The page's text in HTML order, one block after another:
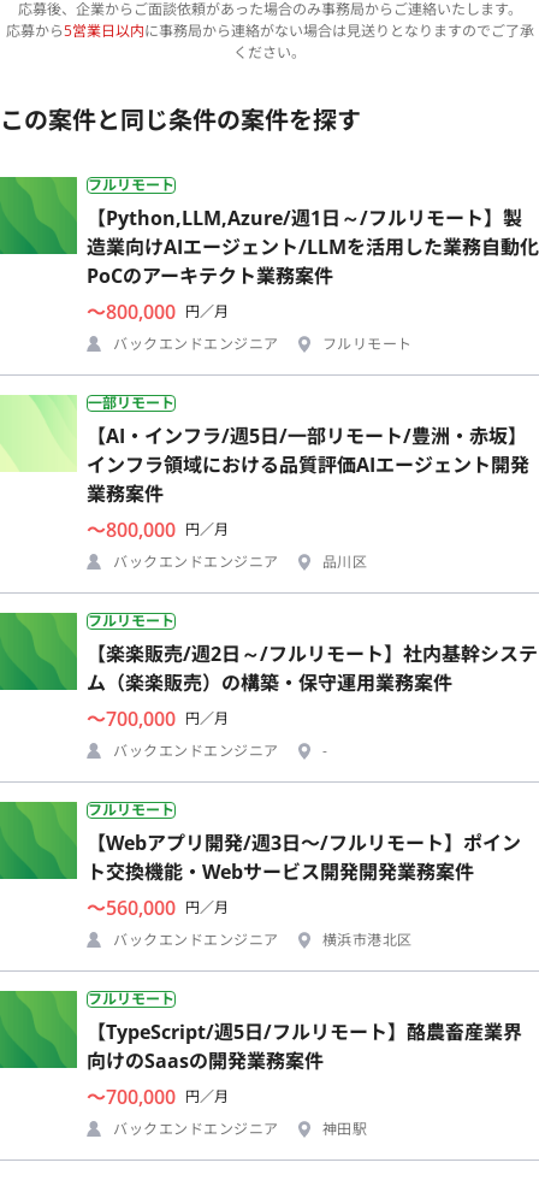
応募後、企業からご面談依頼があった場合のみ事務局からご連絡いたします。
応募から5営業日以内に事務局から連絡がない場合は見送りとなりますのでご了承
ください。
この案件と同じ条件の案件を探す
フルリモート
【Python,LLM,Azure/週1日～/フルリモート】製
造業向けAIエージェント/LLMを活用した業務自動化
PoCのアーキテクト業務案件
〜800,000 円／月
バックエンドエンジニア
フルリモート
一部リモート
【AI・インフラ/週5日/一部リモート/豊洲・赤坂】
インフラ領域における品質評価AIエージェント開発
業務案件
〜800,000 円／月
バックエンドエンジニア
品川区
フルリモート
【楽楽販売/週2日～/フルリモート】社内基幹システ
ム（楽楽販売）の構築・保守運用業務案件
〜700,000 円／月
バックエンドエンジニア
-
フルリモート
【Webアプリ開発/週3日〜/フルリモート】ポイン
ト交換機能・Webサービス開発開発業務案件
〜560,000 円／月
バックエンドエンジニア
横浜市港北区
フルリモート
【TypeScript/週5日/フルリモート】酪農畜産業界
向けのSaasの開発業務案件
〜700,000 円／月
バックエンドエンジニア
神田駅